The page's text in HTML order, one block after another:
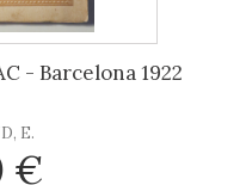
- Barcelona 1922
E.
€